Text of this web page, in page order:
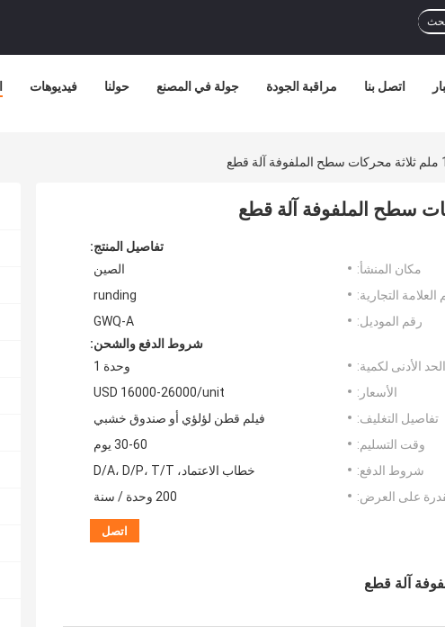
فيديوهات حولنا جولة في المصنع مراقبة الجودة اتصل بنا
تفاصيل المنتج:
مكان المنشأ:
الصين
العلامة التجارية:
runding
رقم الموديل:
GWQ-A
شروط الدفع والشحن:
الحد الأدنى لكمية:
وحدة 1
الأسعار:
USD 16000-26000/unit
تفاصيل التغليف:
فيلم قطن لؤلؤي أو صندوق خشبي
وقت التسليم:
30-60 يوم
شروط الدفع:
خطاب الاعتماد، D/A، D/P، T/T
على العرض:
200 وحدة / سنة
اتصل